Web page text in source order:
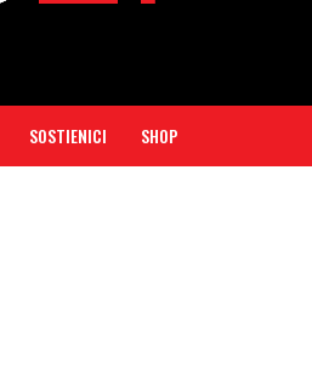
SOSTIENICI SHOP